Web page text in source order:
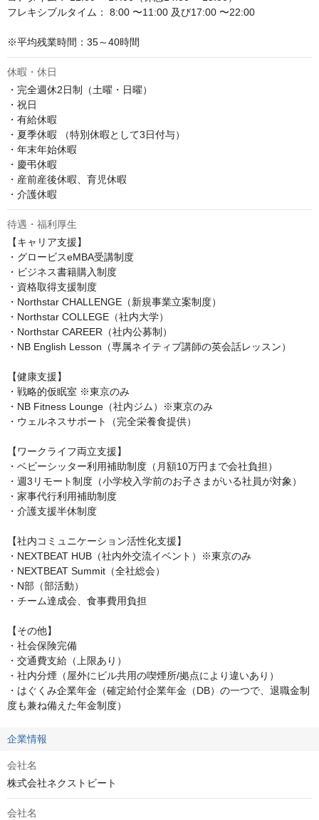
フレキシブルタイム： 8:00 〜11:00 及び17:00 〜22:00
※平均残業時間：35～40時間
休暇・休日
・完全週休2日制（土曜・日曜）
・祝日
・有給休暇
・夏季休暇 （特別休暇として3日付与）
・年末年始休暇
・慶弔休暇
・産前産後休暇、育児休暇
・介護休暇
待遇・福利厚生
【キャリア支援】
・グロービスeMBA受講制度
・ビジネス書籍購入制度
・資格取得支援制度
・Northstar CHALLENGE（新規事業立案制度）
・Northstar COLLEGE（社内大学）
・Northstar CAREER（社内公募制）
・NB English Lesson（専属ネイティブ講師の英会話レッスン）
【健康支援】
・戦略的仮眠室 ※東京のみ
・NB Fitness Lounge（社内ジム）※東京のみ
・ウェルネスサポート（完全栄養食提供）
【ワークライフ両立支援】
・ベビーシッター利用補助制度（月額10万円まで会社負担）
・週3リモート制度（小学校入学前のお子さまがいる社員が対象）
・家事代行利用補助制度
・介護支援半休制度
【社内コミュニケーション活性化支援】
・NEXTBEAT HUB（社内外交流イベント）※東京のみ
・NEXTBEAT Summit（全社総会）
・N部（部活動）
・チーム達成会、食事費用負担
【その他】
・社会保険完備
・交通費支給（上限あり）
・社内分煙（屋外にビル共用の喫煙所/拠点により違いあり）
・はぐくみ企業年金（確定給付企業年金（DB）の一つで、退職金制
度も兼ね備えた年金制度）
企業情報
会社名
株式会社ネクストビート
会社名